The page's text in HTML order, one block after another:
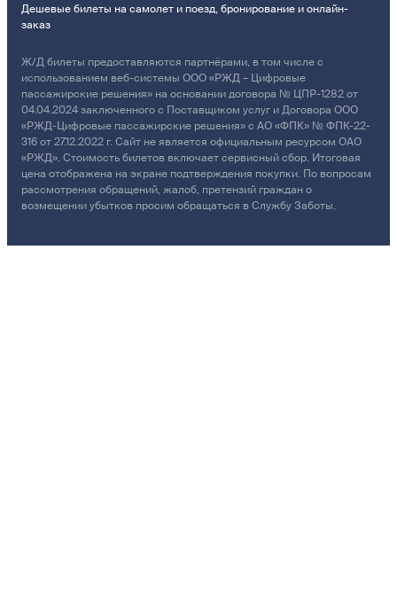
Дешевые билеты на самолет и поезд, бронирование и онлайн-
заказ
Ж/Д билеты предоставляются партнёрами, в том числе с
использованием веб-системы ООО «РЖД – Цифровые
пассажирские решения» на основании договора № ЦПР-1282 от
04.04.2024 заключенного с Поставщиком услуг и Договора ООО
«РЖД-Цифровые пассажирские решения» с АО «ФПК» № ФПК-22-
316 от 27.12.2022 г. Сайт не является официальным ресурсом ОАО
«РЖД». Стоимость билетов включает сервисный сбор. Итоговая
цена отображена на экране подтверждения покупки. По вопросам
рассмотрения обращений, жалоб, претензий граждан о
возмещении убытков просим обращаться в Службу Заботы.